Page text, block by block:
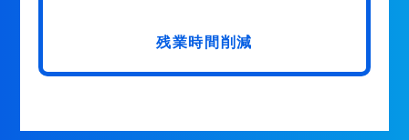
残業時間削減